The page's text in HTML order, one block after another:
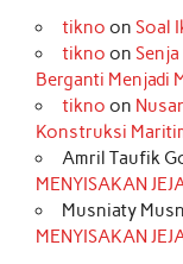
tikno on Soal
tikno on
Berganti Menjadi
tikno on
Konstruksi
Amril Taufik
MENYISAKAN
Musniaty
MENYISAKAN